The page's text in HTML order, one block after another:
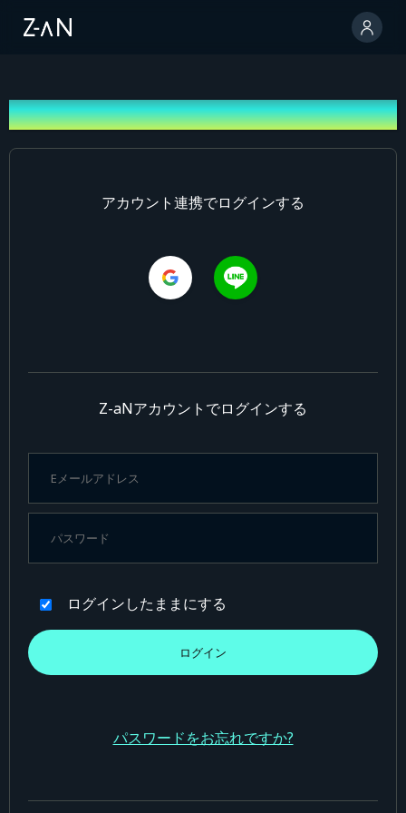
ログイン
アカウント連携でログインする
Z-aNアカウントでログインする
ログインしたままにする
パスワードをお忘れですか?